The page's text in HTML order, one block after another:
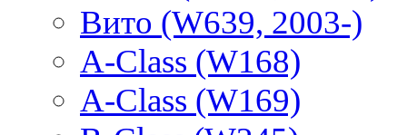
Вито (W639, 2003-)
A-Class (W168)
A-Class (W169)